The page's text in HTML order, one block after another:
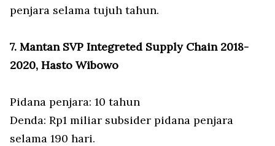
penjara selama tujuh tahun.
7. Mantan SVP Integreted Supply Chain 2018-
2020, Hasto Wibowo
Pidana penjara: 10 tahun
Denda: Rp1 miliar subsider pidana penjara
selama 190 hari.